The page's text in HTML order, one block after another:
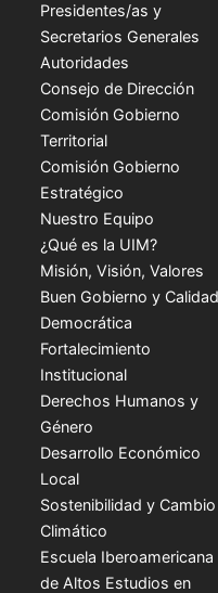
Presidentes/as y
Secretarios Generales
Autoridades
Consejo de Dirección
Comisión Gobierno
Territorial
Comisión Gobierno
Estratégico
Nuestro Equipo
¿Qué es la UIM?
Misión, Visión, Valores
Buen Gobierno y Calidad
Democrática
Fortalecimiento
Institucional
Derechos Humanos y
Género
Desarrollo Económico
Local
Sostenibilidad y Cambio
Climático
Escuela Iberoamericana
de Altos Estudios en